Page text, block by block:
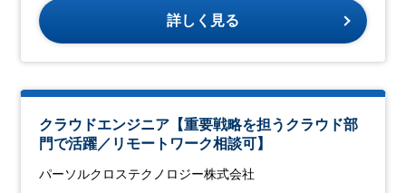
詳しく見る
クラウドエンジニア【重要戦略を担うクラウド部
門で活躍／リモートワーク相談可】
パーソルクロステクノロジー株式会社